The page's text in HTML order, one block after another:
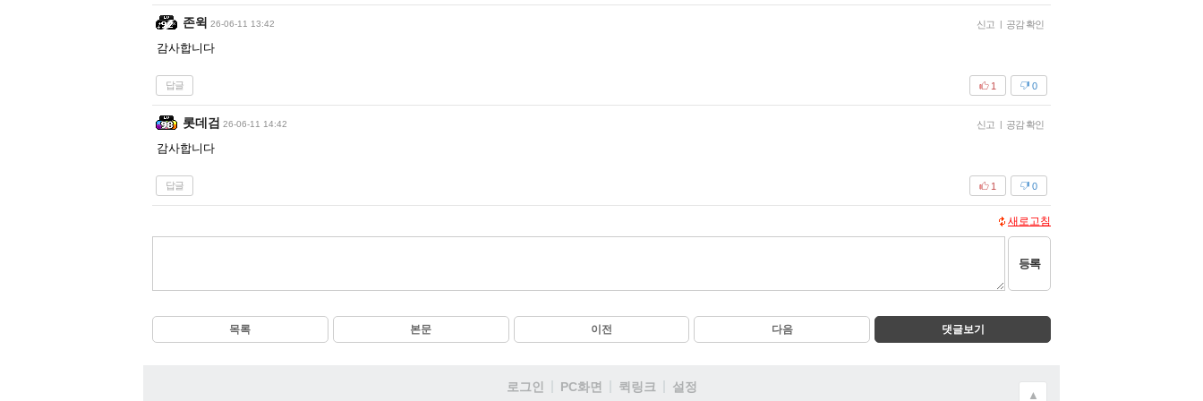
존윅 26-06-11 13:42 신고 | 공감 확인
감사합니다
답글 0
1
롯데검 26-06-11 14:42 신고 | 공감 확인
감사합니다
답글 0
1
새로고침
등록
목록 본문 이전 다음 댓글보기
로그인 PC화면 퀵링크 설정
▲